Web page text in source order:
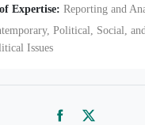
Expertise: Reporting and
Political, Social,
Issues